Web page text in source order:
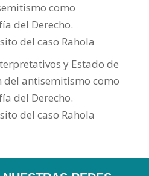
como
del Derecho.
del caso Rahola
y Estado de
del antisemitismo como
del Derecho.
del caso Rahola